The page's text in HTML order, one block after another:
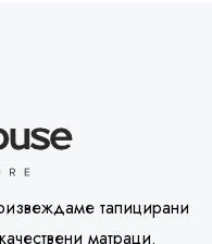
тапицирани
матраци.